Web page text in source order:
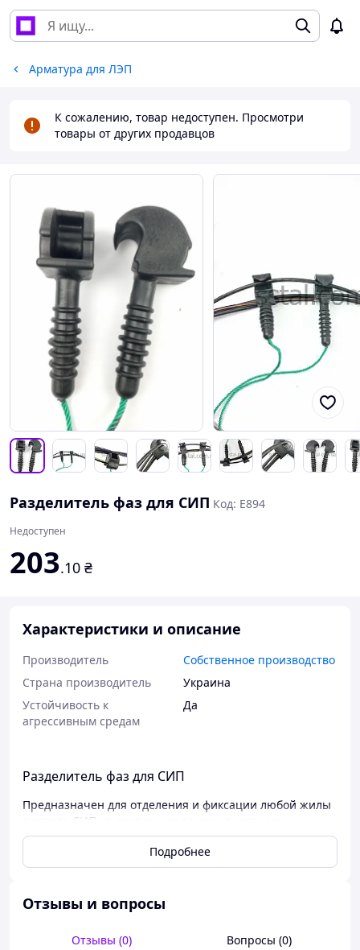
Арматура для ЛЭП
К сожалению, товар недоступен. Просмотри
товары от других продавцов
Разделитель фаз для СИП Код: Е894
Недоступен
203.10 ₴
Характеристики и описание
Производитель
Собственное производство
Страна производитель
Украина
Устойчивость к
агрессивным средам
Да
Разделитель фаз для СИП
Предназначен для отделения и фиксации любой жилы
провода СИП от других жил во время установки
ответвительных, соединительных и других зажимов.
Комплект состоит из 2 клиньев, соединенных между
собой веревкой. Клинья изготовлены из специального
Подробнее
Отзывы и вопросы
Отзывы (0) Вопросы (0)